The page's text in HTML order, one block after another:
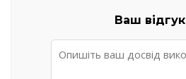
Ваш відгук